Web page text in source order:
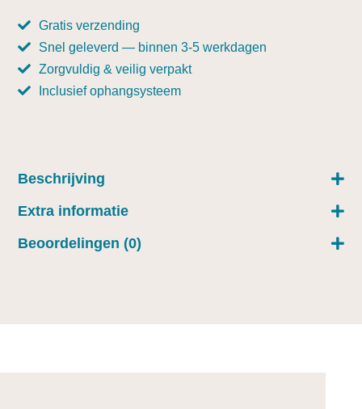
Gratis verzending
Snel geleverd — binnen 3-5 werkdagen
Zorgvuldig & veilig verpakt
Inclusief ophangsysteem
Beschrijving
Extra informatie
Beoordelingen (0)